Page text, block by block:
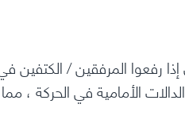
المرفقين / الكتفين في
الأمامية في الحركة ، مما